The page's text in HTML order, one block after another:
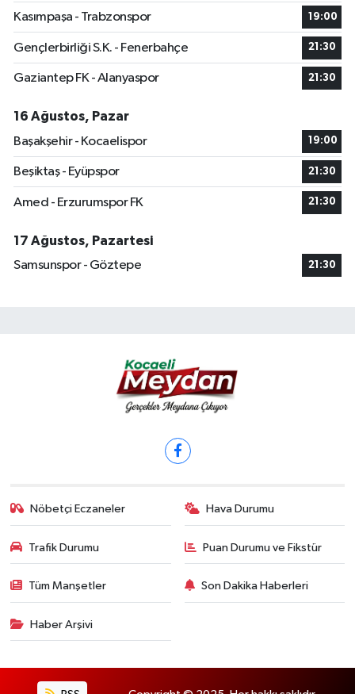
Kasımpaşa - Trabzonspor 19:00
Gençlerbirliği S.K. - Fenerbahçe 21:30
Gaziantep FK - Alanyaspor 21:30
16 Ağustos, Pazar
Başakşehir - Kocaelispor
19:00
Beşiktaş - Eyüpspor 21:30
Amed - Erzurumspor FK 21:30
17 Ağustos, Pazartesi
Samsunspor - Göztepe
21:30
Nöbetçi Eczaneler Hava Durumu
Trafik Durumu Puan Durumu ve Fikstür
Tüm Manşetler Son Dakika Haberleri
Haber Arşivi